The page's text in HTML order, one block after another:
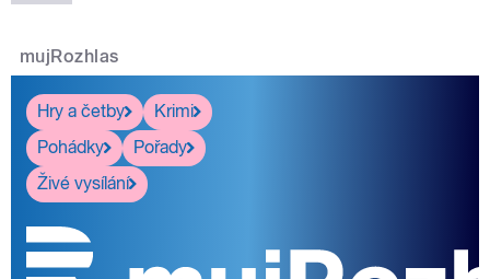
mujRozhlas
Hry a četby
Krimi
Pohádky
Pořady
Živé vysílání